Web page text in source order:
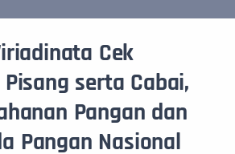
Cek
serta Cabai,
Pangan dan
Pangan Nasional